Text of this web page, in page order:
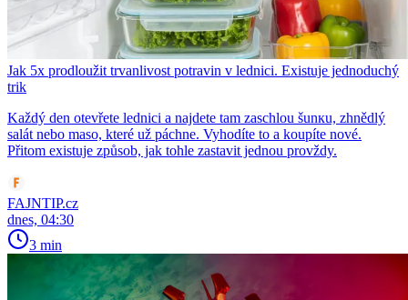
Jak 5x prodloužit trvanlivost potravin v lednici. Existuje jednoduchý
trik
Každý den otevřete lednici a najdete tam zaschlou šunкu, zhnědlý
salát nebo maso, které už páchne. Vyhodíte to a koupíte nové.
Přitom existuje způsob, jak tohle zastavit jednou provždy.
FAJNTIP.cz
dnes, 04:30
3 min